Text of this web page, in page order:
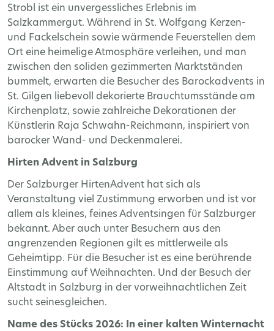
Strobl ist ein unvergessliches Erlebnis im
Salzkammergut. Während in St. Wolfgang Kerzen-
und Fackelschein sowie wärmende Feuerstellen dem
Ort eine heimelige Atmosphäre verleihen, und man
zwischen den soliden gezimmerten Marktständen
bummelt, erwarten die Besucher des Barockadvents in
St. Gilgen liebevoll dekorierte Brauchtumsstände am
Kirchenplatz, sowie zahlreiche Dekorationen der
Künstlerin Raja Schwahn-Reichmann, inspiriert von
barocker Wand- und Deckenmalerei.
Hirten Advent in Salzburg
Der Salzburger HirtenAdvent hat sich als
Veranstaltung viel Zustimmung erworben und ist vor
allem als kleines, feines Adventsingen für Salzburger
bekannt. Aber auch unter Besuchern aus den
angrenzenden Regionen gilt es mittlerweile als
Geheimtipp. Für die Besucher ist es eine berührende
Einstimmung auf Weihnachten. Und der Besuch der
Altstadt in Salzburg in der vorweihnachtlichen Zeit
sucht seinesgleichen.
Name des Stücks 2026: In einer kalten Winternacht